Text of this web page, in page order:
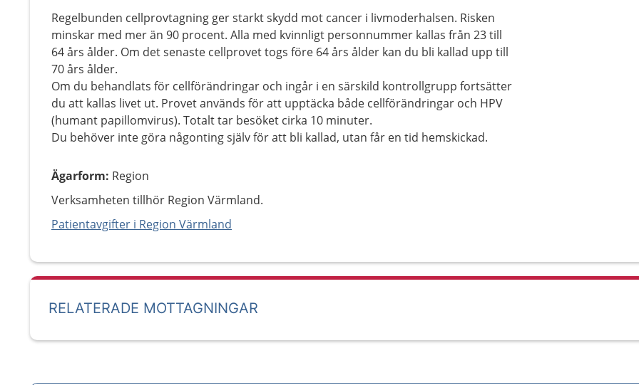
Regelbunden cellprovtagning ger starkt skydd mot cancer i livmoderhalsen. Risken
minskar med mer än 90 procent. Alla med kvinnligt personnummer kallas från 23 till
64 års ålder. Om det senaste cellprovet togs före 64 års ålder kan du bli kallad upp till
70 års ålder.
Om du behandlats för cellförändringar och ingår i en särskild kontrollgrupp fortsätter
du att kallas livet ut. Provet används för att upptäcka både cellförändringar och HPV
(humant papillomvirus). Totalt tar besöket cirka 10 minuter.
Du behöver inte göra någonting själv för att bli kallad, utan får en tid hemskickad.
Ägarform: Region
Verksamheten tillhör Region Värmland.
Patientavgifter i Region Värmland
RELATERADE MOTTAGNINGAR